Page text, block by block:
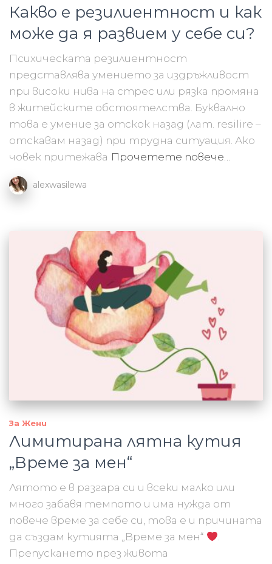
Какво е резилиентност и как
може да я развием у себе си?
Психическата резилиентност
представлява умението за издръжливост
при високи нива на стрес или рязка промяна
в житейските обстоятелства. Буквално
това е умение за отскок назад (лат. resilire –
отскавам назад) при трудна ситуация. Ако
човек притежава Прочетете повече…
alexwasilewa
За Жени
Лимитирана лятна кутия
„Време за мен“
Лятото е в разгара си и всеки малко или
много забавя темпото и има нужда от
повече време за себе си, това е и причината
да създам кутията „Време за мен“
Препускането през живота